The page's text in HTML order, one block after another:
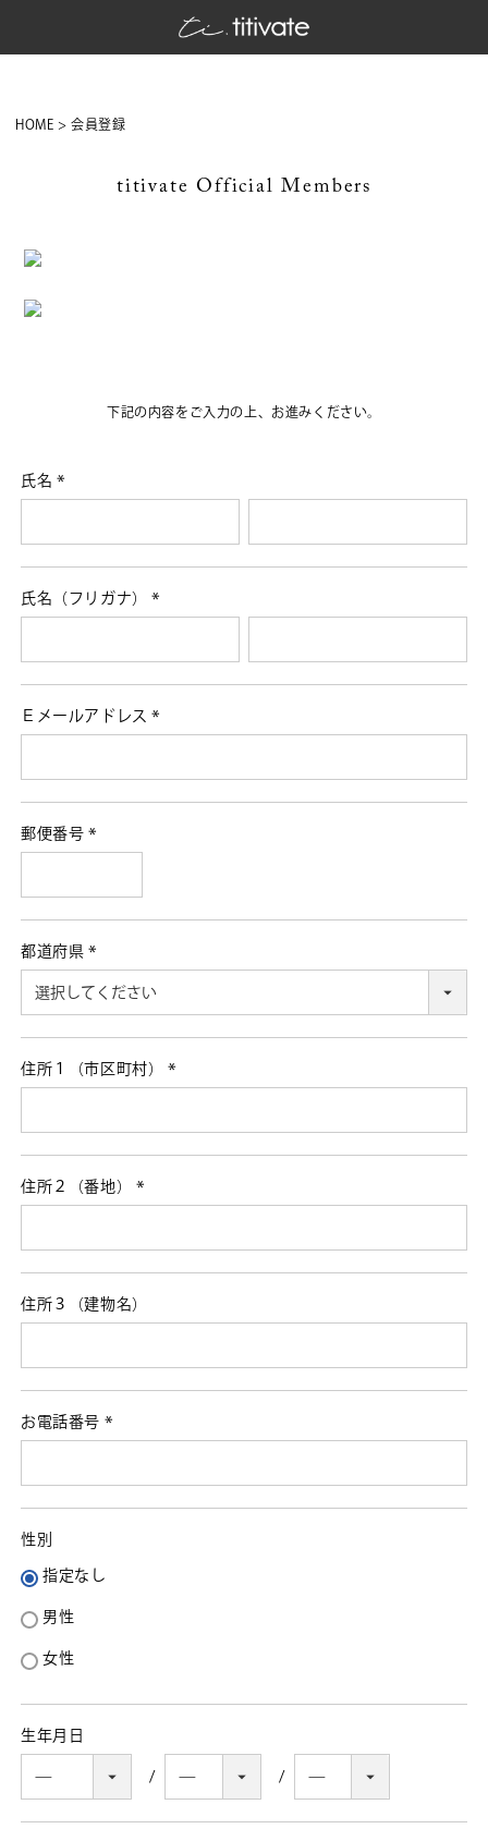
HOME 会員登録
titivate Official Members
下記の内容をご入力の上、お進みください。
氏名
須)
氏名（フリガナ）
須)
Ｅメールアドレス
須)
郵便番号
須)
都道府県
須)
住所１（市区町村）
須)
住所２（番地）
須)
住所３（建物名）
お電話番号
須)
性別
指定なし
男性
女性
生年月日